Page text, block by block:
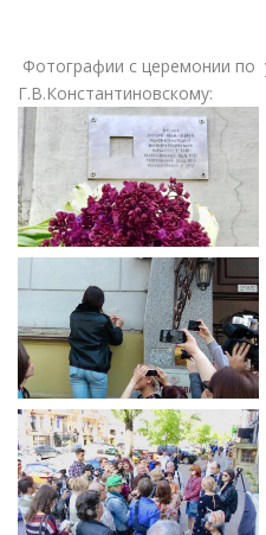
Фотографии с церемонии по
Г.В.Константиновскому: